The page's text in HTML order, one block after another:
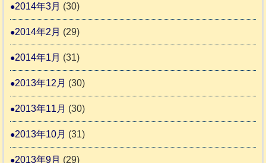
2014年3月 (30)
2014年2月 (29)
2014年1月 (31)
2013年12月 (30)
2013年11月 (30)
2013年10月 (31)
2013年9月 (29)